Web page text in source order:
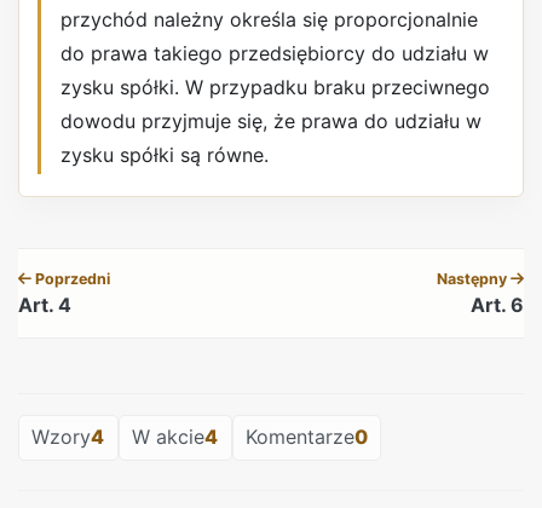
przychód należny określa się proporcjonalnie
do prawa takiego przedsiębiorcy do udziału w
zysku spółki. W przypadku braku przeciwnego
dowodu przyjmuje się, że prawa do udziału w
zysku spółki są równe.
Poprzedni
Art. 4
Następny
Art. 6
Wzory4 W akcie4 Komentarze0